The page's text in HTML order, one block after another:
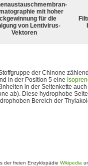
mit hoher
für die
von Lentivirus-
Vektoren
der Chinone
in der Position 5 eine
in der Seitenkette
ab). Diese hydrophobe
Bereich der
der freien Enzyklopädie Wikipedia